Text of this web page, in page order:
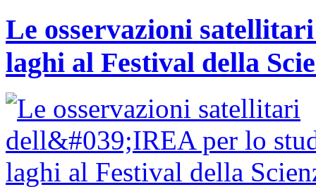
Le osservazioni
laghi al Festival della